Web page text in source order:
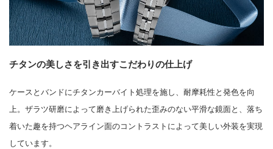
チタンの美しさを引き出すこだわりの仕上げ
ケースとバンドにチタンカーバイト処理を施し、耐摩耗性と発色を向
上。ザラツ研磨によって磨き上げられた歪みのない平滑な鏡面と、落ち
着いた趣を持つヘアライン面のコントラストによって美しい外装を実現
しています。